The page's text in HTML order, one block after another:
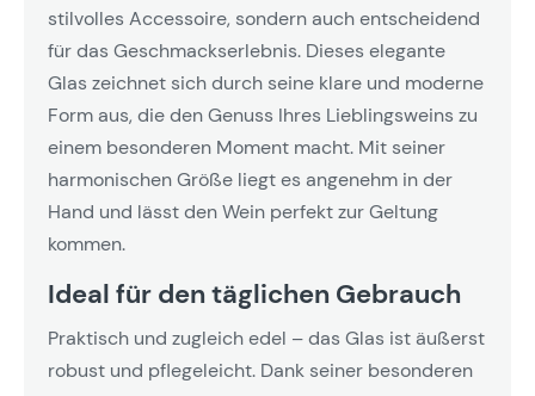
stilvolles Accessoire, sondern auch entscheidend
für das Geschmackserlebnis. Dieses elegante
Glas zeichnet sich durch seine klare und moderne
Form aus, die den Genuss Ihres Lieblingsweins zu
einem besonderen Moment macht. Mit seiner
harmonischen Größe liegt es angenehm in der
Hand und lässt den Wein perfekt zur Geltung
kommen.
Ideal für den täglichen Gebrauch
Praktisch und zugleich edel – das Glas ist äußerst
robust und pflegeleicht. Dank seiner besonderen